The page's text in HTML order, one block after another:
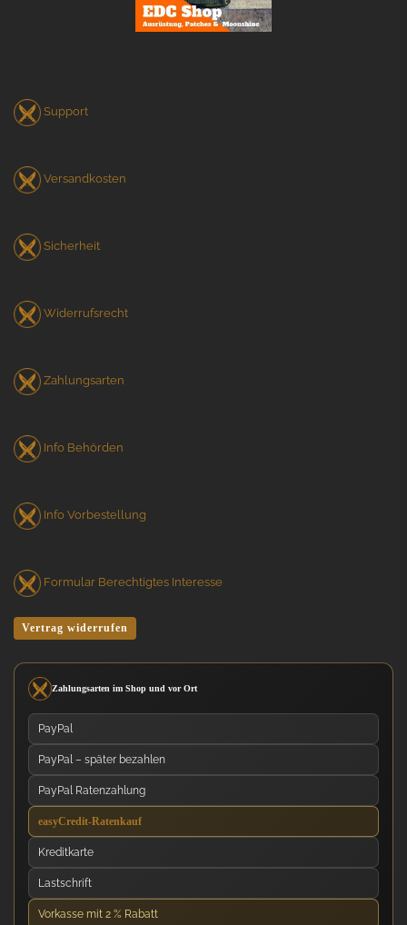
Support
Versandkosten
Sicherheit
Widerrufsrecht
Zahlungsarten
Info Behörden
Info Vorbestellung
Formular Berechtigtes Interesse
Vertrag widerrufen
Zahlungsarten im Shop und vor Ort
PayPal
PayPal – später bezahlen
PayPal Ratenzahlung
easyCredit-Ratenkauf
Kreditkarte
Lastschrift
Vorkasse mit 2 % Rabatt